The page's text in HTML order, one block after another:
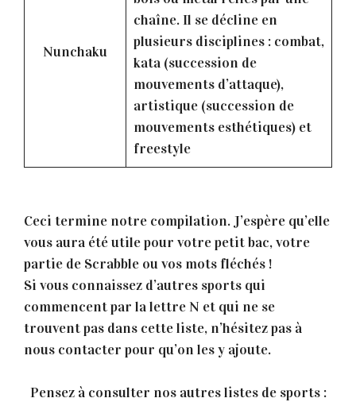
Nunchaku
chaîne. Il se décline en
plusieurs disciplines : combat,
kata (succession de
mouvements d’attaque),
artistique (succession de
mouvements esthétiques) et
freestyle
Ceci termine notre compilation. J’espère qu’elle
vous aura été utile pour votre petit bac, votre
partie de Scrabble ou vos mots fléchés !
Si vous connaissez d’autres sports qui
commencent par la lettre N et qui ne se
trouvent pas dans cette liste, n’hésitez pas à
nous contacter pour qu’on les y ajoute.
Pensez à consulter nos autres listes de sports :